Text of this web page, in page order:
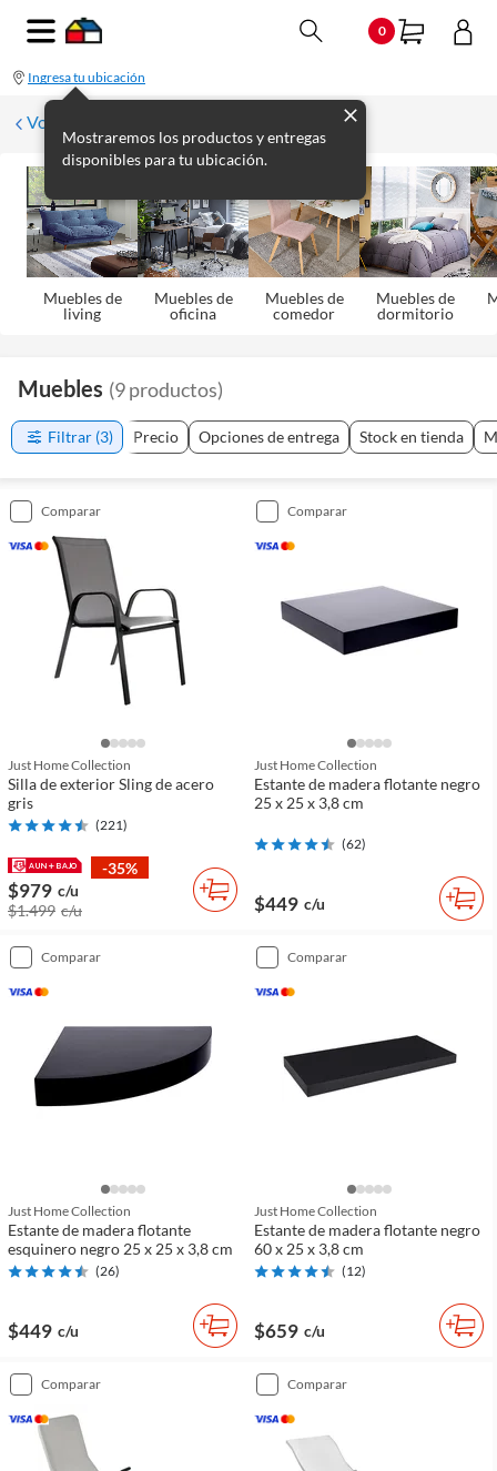
0
Ingresa tu ubicación
Mostraremos los productos y entregas
disponibles para tu ubicación.
Volver
Muebles de
living
Muebles de
oficina
Muebles de
comedor
Muebles de
dormitorio
Muebles (9productos)
Filtrar (3) Precio Opciones de entrega Stock en tienda
comparar
Just Home Collection
Silla de exterior Sling de acero
gris
(221)
-35%
$979 c/u
$1.499 c/u
comparar
Just Home Collection
Estante de madera flotante negro
25 x 25 x 3,8 cm
(62)
$449 c/u
comparar
Just Home Collection
Estante de madera flotante
esquinero negro 25 x 25 x 3,8 cm
(26)
$449 c/u
comparar
Just Home Collection
Estante de madera flotante negro
60 x 25 x 3,8 cm
(12)
$659 c/u
comparar comparar